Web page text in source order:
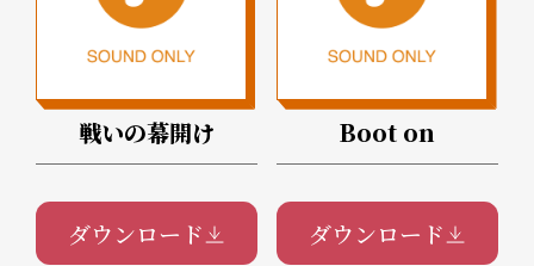
戦いの幕開け
ダウンロード
Boot on
ダウンロード